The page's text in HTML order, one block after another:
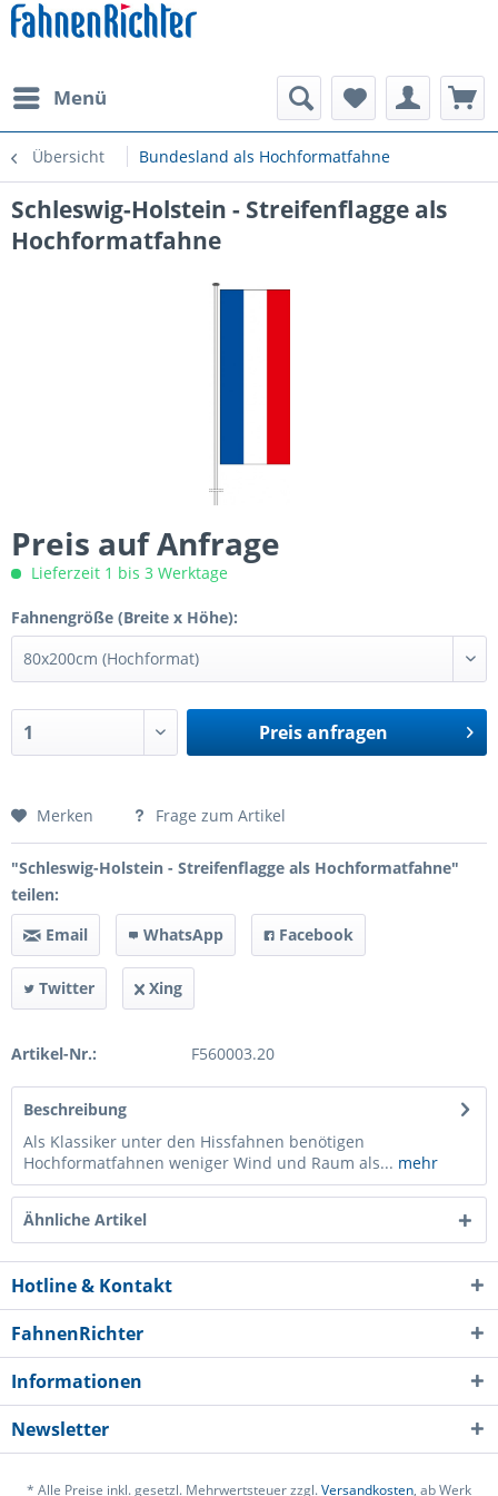
Menü
Übersicht Bundesland als Hochformatfahne
Schleswig-Holstein - Streifenflagge als
Hochformatfahne
Preis auf Anfrage
Lieferzeit 1 bis 3 Werktage
Fahnengröße (Breite x Höhe):
Preis anfragen
Preis anfragen
Merken Frage zum Artikel
"Schleswig-Holstein - Streifenflagge als Hochformatfahne"
teilen:
Email
WhatsApp Facebook
Twitter Xing
Artikel-Nr.: F560003.20
Beschreibung
Als Klassiker unter den Hissfahnen benötigen
Hochformatfahnen weniger Wind und Raum als... mehr
Ähnliche Artikel
Hotline & Kontakt
FahnenRichter
Informationen
Newsletter
* Alle Preise inkl. gesetzl. Mehrwertsteuer zzgl.Versandkosten, ab Werk